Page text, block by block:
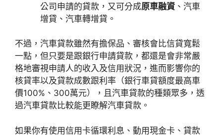
公司申請的貸款，又可分成原車融資、汽車
增貸、汽車轉增貸。
不過，汽車貸款雖然有擔保品、審核會比信貸寬鬆
一點，但只要是跟銀行申請貸款，都還是會非常嚴
格地審視申請人的收入及信用狀況，進而影響你的
核貸率以及貸款成數跟利率（銀行車貸額度最高車
價100%、300萬元），且汽車貸款的種類眾多，透
過汽車貸款比較能更瞭解汽車貸款。
如果你有使用信用卡循環利息、動用現金卡、貸款